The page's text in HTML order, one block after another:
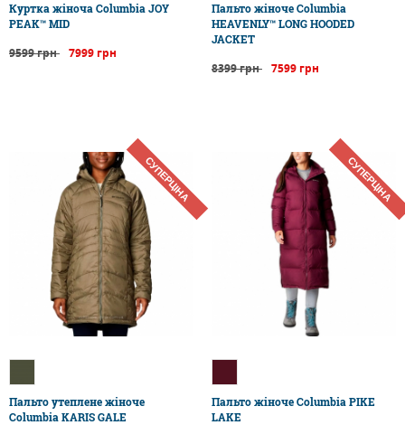
Куртка жіноча Columbia JOY
PEAK™ MID
9599 грн 7999 грн
Пальто жіноче Columbia
HEAVENLY™ LONG HOODED
JACKET
8399 грн 7599 грн
СУПЕРЦІНА
Пальто утеплене жіноче
Columbia KARIS GALE
СУПЕРЦІНА
Пальто жіноче Columbia PIKE
LAKE